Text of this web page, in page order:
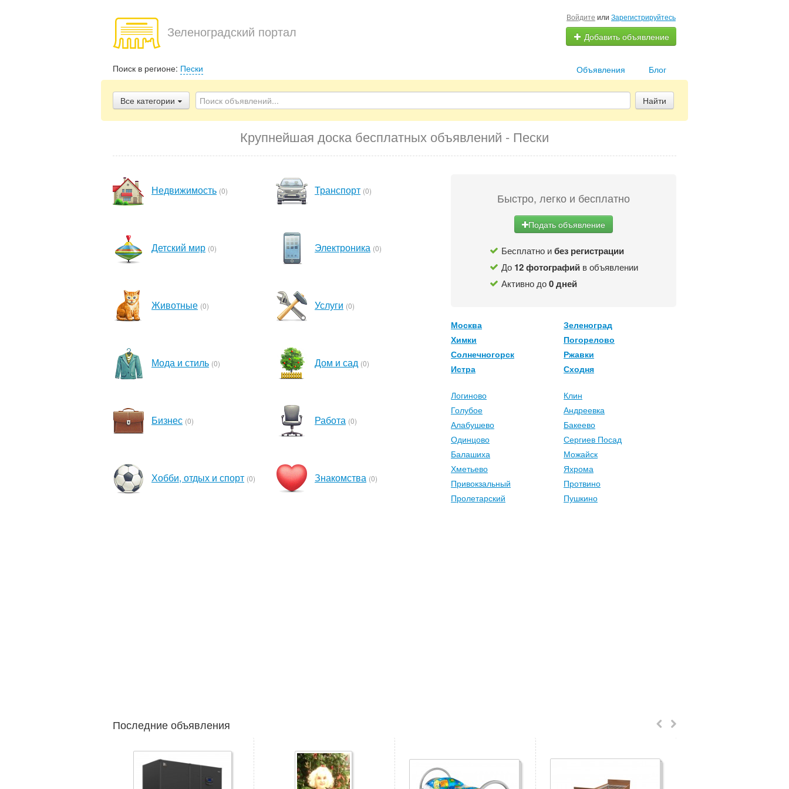
Зеленоградский портал
Войдите или Зарегистрируйтесь
Добавить объявление
Поиск в регионе: Пески Блог
Объявления
Все категории Найти
Крупнейшая доска бесплатных объявлений - Пески
Недвижимость (0) Транспорт (0)
Детский мир (0) Электроника (0)
Животные (0) Услуги (0)
Мода и стиль (0) Дом и сад (0)
Бизнес (0) Работа (0)
Хобби, отдых и спорт (0) Знакомства (0)
Быстро, легко и бесплатно
Подать объявление
Бесплатно ибез регистрации
До 12 фотографийв объявлении
Активно до0 дней
Москва
Зеленоград
Химки
Погорелово
Солнечногорск
Ржавки
Истра
Сходня
Логиново
Клин
Голубое
Андреевка
Алабушево
Бакеево
Одинцово
Сергиев Посад
Балашиха
Можайск
Хметьево
Яхрома
Привокзальный
Протвино
Пролетарский
Пушкино
Последние объявления